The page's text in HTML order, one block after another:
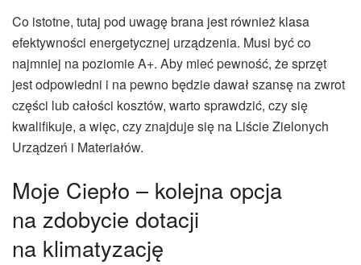
Co istotne, tutaj pod uwagę brana jest również klasa
efektywności energetycznej urządzenia. Musi być co
najmniej na poziomie A+. Aby mieć pewność, że sprzęt
jest odpowiedni i na pewno będzie dawał szansę na zwrot
części lub całości kosztów, warto sprawdzić, czy się
kwalifikuje, a więc, czy znajduje się na Liście Zielonych
Urządzeń i Materiałów.
Moje Ciepło – kolejna opcja
na zdobycie dotacji
na klimatyzację